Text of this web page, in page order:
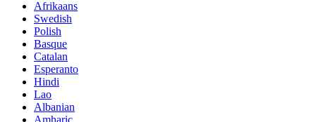
Afrikaans
Swedish
Polish
Basque
Catalan
Esperanto
Hindi
Lao
Albanian
Amharic